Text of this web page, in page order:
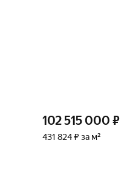
102 515 000 ₽
431 824 ₽ за м²